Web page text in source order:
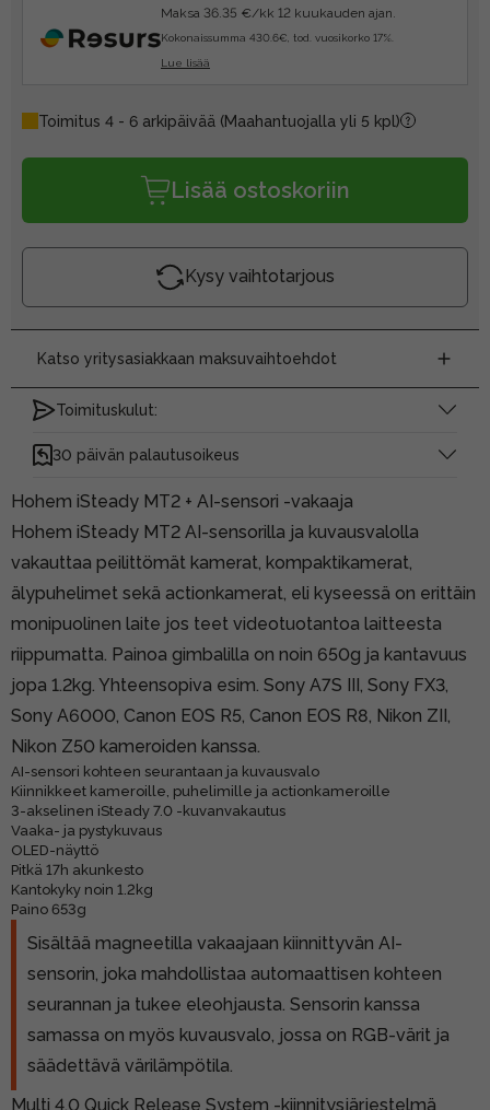
Maksa 36.35 €/kk 12 kuukauden ajan.
Kokonaissumma 430.6€, tod. vuosikorko 17%.
Lue lisää
Toimitus 4 - 6 arkipäivää (Maahantuojalla yli 5 kpl)
Lisää ostoskoriin
Kysy vaihtotarjous
Katso yritysasiakkaan maksuvaihtoehdot
Toimituskulut:
30 päivän palautusoikeus
Hohem iSteady MT2 + AI-sensori -vakaaja
Hohem iSteady MT2 AI-sensorilla ja kuvausvalolla
vakauttaa peilittömät kamerat, kompaktikamerat,
älypuhelimet sekä actionkamerat, eli kyseessä on erittäin
monipuolinen laite jos teet videotuotantoa laitteesta
riippumatta. Painoa gimbalilla on noin 650g ja kantavuus
jopa 1.2kg. Yhteensopiva esim. Sony A7S III, Sony FX3,
Sony A6000, Canon EOS R5, Canon EOS R8, Nikon ZII,
Nikon Z50 kameroiden kanssa.
AI-sensori kohteen seurantaan ja kuvausvalo
Kiinnikkeet kameroille, puhelimille ja actionkameroille
3-akselinen iSteady 7.0 -kuvanvakautus
Vaaka- ja pystykuvaus
OLED-näyttö
Pitkä 17h akunkesto
Kantokyky noin 1.2kg
Paino 653g
Sisältää magneetilla vakaajaan kiinnittyvän AI-
sensorin, joka mahdollistaa automaattisen kohteen
seurannan ja tukee eleohjausta. Sensorin kanssa
samassa on myös kuvausvalo, jossa on RGB-värit ja
säädettävä värilämpötila.
Multi 4.0 Quick Release System -kiinnitysjärjestelmä